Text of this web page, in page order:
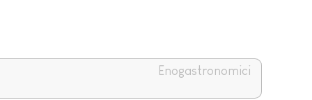
Enogastronomici